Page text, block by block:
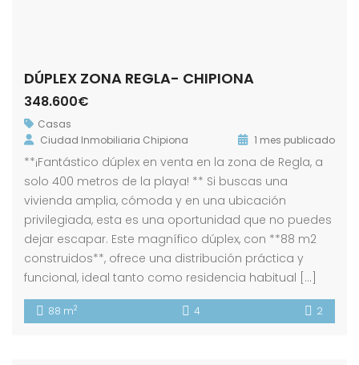
DÚPLEX ZONA REGLA- CHIPIONA
348.600€
Casas
Ciudad Inmobiliaria Chipiona
1 mes publicado
**¡Fantástico dúplex en venta en la zona de Regla, a
solo 400 metros de la playa! ** Si buscas una
vivienda amplia, cómoda y en una ubicación
privilegiada, esta es una oportunidad que no puedes
dejar escapar. Este magnífico dúplex, con **88 m2
construidos**, ofrece una distribución práctica y
funcional, ideal tanto como residencia habitual […]
88 m2 4 2